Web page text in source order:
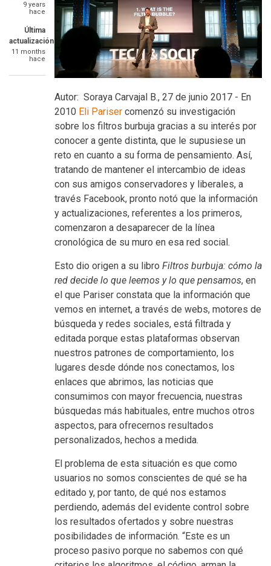
9 years
hace
Última
actualización
11 months
hace
Tu
blog
Autor: Soraya Carvajal B., 27 de junio 2017 - En
2010 Eli Pariser comenzó su investigación
sobre los filtros burbuja gracias a su interés por
conocer a gente distinta, que le supusiese un
reto en cuanto a su forma de pensamiento. Así,
tratando de mantener el intercambio de ideas
con sus amigos conservadores y liberales, a
través Facebook, pronto notó que la información
y actualizaciones, referentes a los primeros,
comenzaron a desaparecer de la línea
cronológica de su muro en esa red social.
Esto dio origen a su libro Filtros burbuja: cómo la
red decide lo que leemos y lo que pensamos, en
el que Pariser constata que la información que
vemos en internet, a través de webs, motores de
búsqueda y redes sociales, está filtrada y
editada porque estas plataformas observan
nuestros patrones de comportamiento, los
lugares desde dónde nos conectamos, los
enlaces que abrimos, las noticias que
consumimos con mayor frecuencia, nuestras
búsquedas más habituales, entre muchos otros
aspectos, para ofrecernos resultados
personalizados, hechos a medida.
El problema de esta situación es que como
usuarios no somos conscientes de qué se ha
editado y, por tanto, de qué nos estamos
perdiendo, además del evidente control sobre
los resultados ofertados y sobre nuestras
posibilidades de información. “Este es un
proceso pasivo porque no sabemos con qué